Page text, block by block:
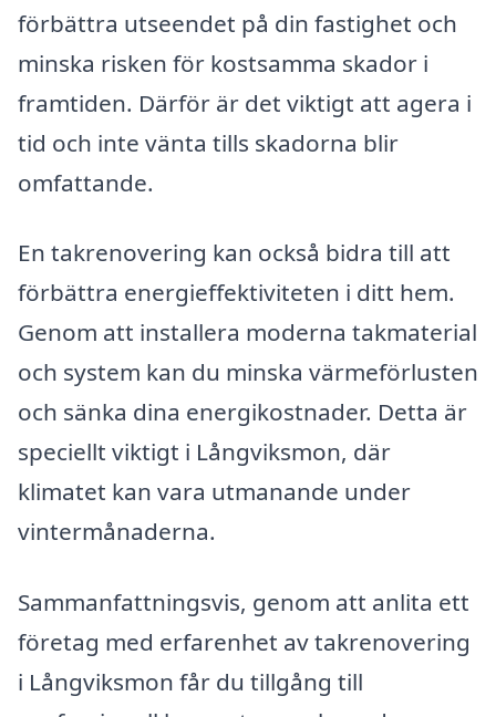
förbättra utseendet på din fastighet och
minska risken för kostsamma skador i
framtiden. Därför är det viktigt att agera i
tid och inte vänta tills skadorna blir
omfattande.
En takrenovering kan också bidra till att
förbättra energieffektiviteten i ditt hem.
Genom att installera moderna takmaterial
och system kan du minska värmeförlusten
och sänka dina energikostnader. Detta är
speciellt viktigt i Långviksmon, där
klimatet kan vara utmanande under
vintermånaderna.
Sammanfattningsvis, genom att anlita ett
företag med erfarenhet av takrenovering
i Långviksmon får du tillgång till